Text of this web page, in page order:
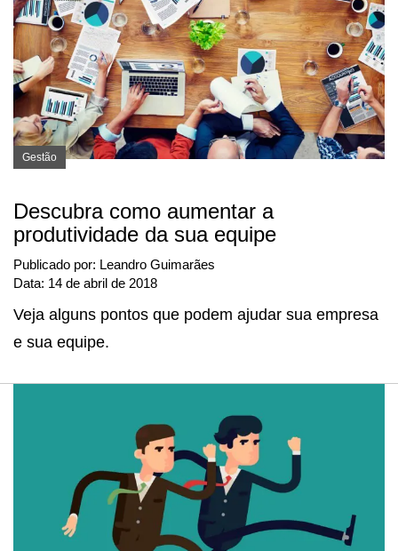
Gestão
Descubra como aumentar a
produtividade da sua equipe
Publicado por: Leandro Guimarães
Data: 14 de abril de 2018
Veja alguns pontos que podem ajudar sua empresa
e sua equipe.